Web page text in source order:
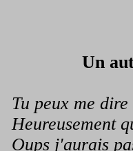
Un
peux me dire
j'aurais